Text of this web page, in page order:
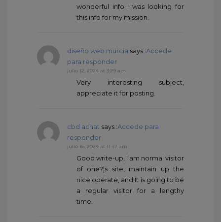
wonderful info I was looking for
this info for my mission.
diseño web murcia says :Accede
para responder
julio 12, 2024 at 3:29 am
Very interesting subject,
appreciate it for posting.
cbd achat says :Accede para
responder
julio 16, 2024 at 11:47 am
Good write-up, I am normal visitor
of one?¦s site, maintain up the
nice operate, and It is going to be
a regular visitor for a lengthy
time.